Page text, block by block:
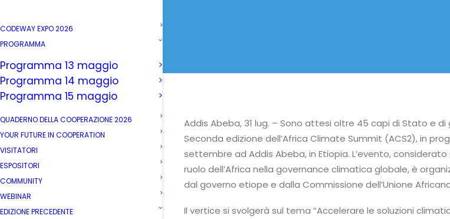
CODEWAY EXPO 2026
PROGRAMMA
Programma 13 maggio
Programma 14 maggio
Programma 15 maggio
QUADERNO DELLA COOPERAZIONE 2026
YOUR FUTURE IN COOPERATION
VISITATORI
ESPOSITORI
COMMUNITY
WEBINAR
EDIZIONE PRECEDENTE
Addis Abeba, 31 lug. – Sono attesi oltre 45 capi di Stato e
Seconda edizione dell’Africa Climate Summit (ACS2), in
settembre ad Addis Abeba, in Etiopia. L’evento,
ruolo dell’Africa nella governance climatica globale, è
dal governo etiope e dalla Commissione dell’Unione
Il vertice si svolgerà sul tema “Accelerare le soluzioni